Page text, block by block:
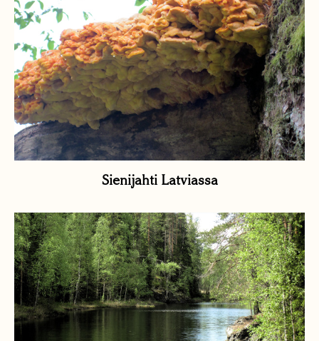
Sienijahti Latviassa